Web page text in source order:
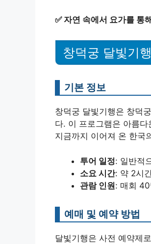
✅ 자연 속에서 요가를 통
창덕궁 달빛기
기본 정보
창덕궁 달빛기행은 창덕
다. 이 프로그램은 아름
지금까지 이어져 온 한국
투어 일정: 일반적
소요 시간: 약 2시
관람 인원: 매회
예매 및 예약 방법
달빛기행은 사전 예약제